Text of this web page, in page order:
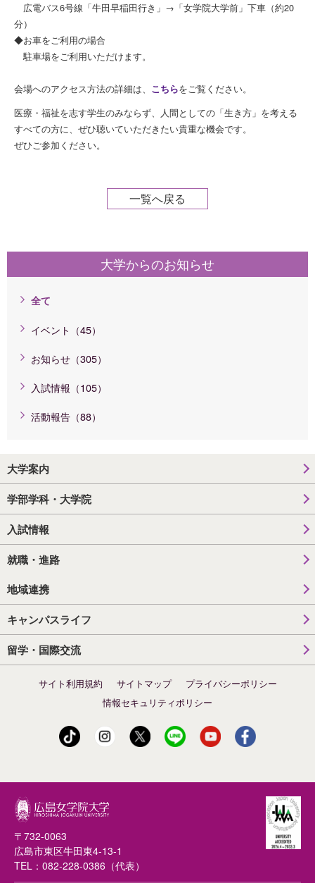
広電バス6号線「牛田早稲田行き」→「女学院大学前」下車（約20
分）
◆お車をご利用の場合
駐車場をご利用いただけます。
会場へのアクセス方法の詳細は、 こちらをご覧ください。
医療・福祉を志す学生のみならず、人間としての「生き方」を考える
すべての方に、ぜひ聴いていただきたい貴重な機会です。
ぜひご参加ください。
一覧へ戻る
大学からのお知らせ
全て
イベント（45）
お知らせ（305）
入試情報（105）
活動報告（88）
大学案内
学部学科・大学院
入試情報
就職・進路
地域連携
キャンパスライフ
留学・国際交流
サイト利用規約 サイトマップ
プライバシーポリシー
情報セキュリティポリシー
〒732-0063
広島市東区牛田東4-13-1
TEL： 082-228-0386 （代表）